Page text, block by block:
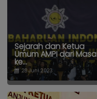
Sejarah dan Ketua
Umum AMPI dari Masa
ke...
28 Juni 2023